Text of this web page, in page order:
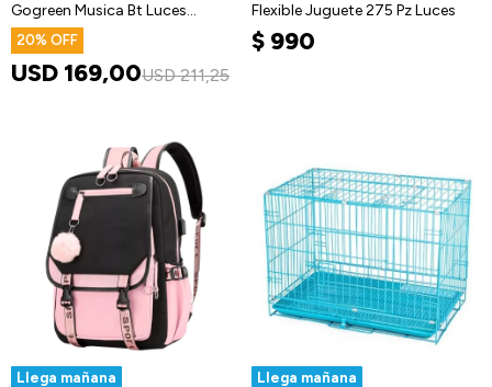
Gogreen Musica Bt Luces
Patineta
20
USD 169,00USD 211,25
Flexible Juguete 275 Pz Luces
$ 990
Llega mañana Llega mañana